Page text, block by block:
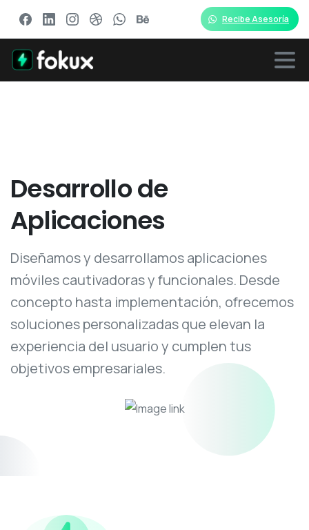
Recibe Asesoría
Desarrollode
Aplicaciones
Diseñamos y desarrollamos aplicaciones
móviles cautivadoras y funcionales. Desde
concepto hasta implementación, ofrecemos
soluciones personalizadas que elevan la
experiencia del usuario y cumplen tus
objetivos empresariales.